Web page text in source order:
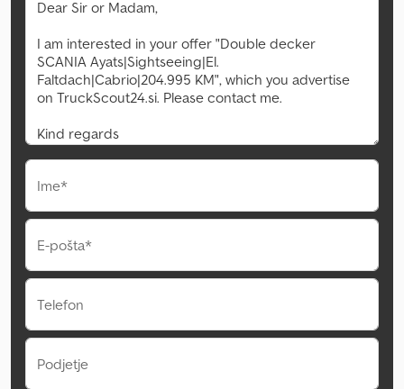
Ime*
E-pošta*
Telefon
Podjetje